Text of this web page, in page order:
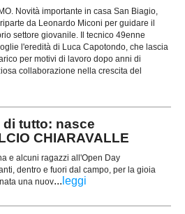
Novità importante in casa San Biagio,
da Leonardo Miconi per guidare il
settore giovanile. Il tecnico 49enne
l'eredità di Luca Capotondo, che lascia
per motivi di lavoro dopo anni di
collaborazione nella crescita del
tutto: nasce
CHIARAVALLE
e alcuni ragazzi all'Open Day
dentro e fuori dal campo, per la gioia
una nuov... leggi